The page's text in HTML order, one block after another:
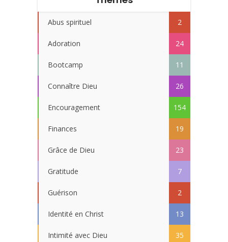
Abus spirituel 2
Adoration 24
Bootcamp 11
Connaître Dieu 26
Encouragement 154
Finances 19
Grâce de Dieu 23
Gratitude 7
Guérison 2
Identité en Christ 13
Intimité avec Dieu 35